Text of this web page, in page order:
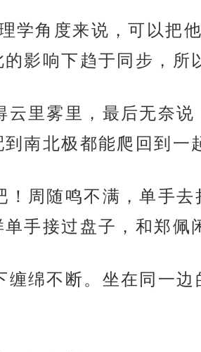
学角度来说，可以把
影响下趋于同步，所
云里雾里，最后无奈
南北极都能爬回到一
！周随鸣不满，单手
手接过盘子，和郑佩
缠绵不断。坐在同一